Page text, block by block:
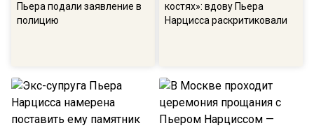
Пьера подали заявление в
полицию
костях»: вдову Пьера
Нарцисса раскритиковали